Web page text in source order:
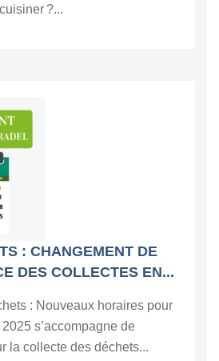
?...
: CHANGEMENT DE
DES COLLECTES EN...
: Nouveaux horaires pour
s’accompagne de
la collecte des déchets...